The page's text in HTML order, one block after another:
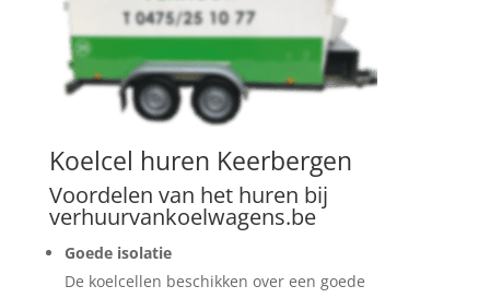
Koelcel huren Keerbergen
Voordelen van het huren bij
verhuurvankoelwagens.be
Goede isolatie
De koelcellen beschikken over een goede